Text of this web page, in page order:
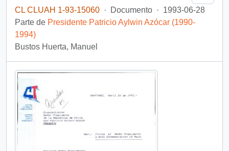
CL CLUAH 1-93-15060 · Documento · 1993-06-28
Parte de Presidente Patricio Aylwin Azócar (1990-
1994)
Bustos Huerta, Manuel